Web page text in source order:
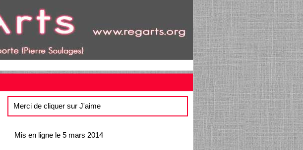
Merci de cliquer sur J'aime
Mis en ligne le 5 mars 2014